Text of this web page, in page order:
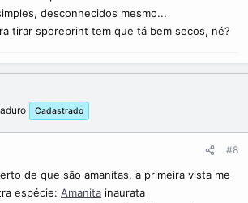
desconhecidos mesmo...
tirar sporeprint tem que tá bem secos, né?
Cadastrado
#8
de que são amanitas, a primeira vista me
espécie: Amanita inaurata